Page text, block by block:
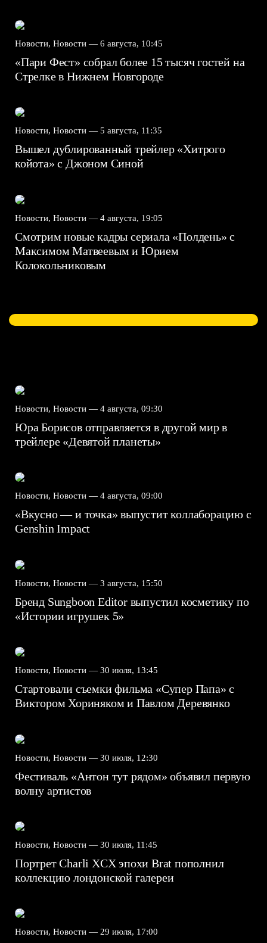
Новости, Новости — 6 августа, 10:45
«Пари Фест» собрал более 15 тысяч гостей на
Стрелке в Нижнем Новгороде
Новости, Новости — 5 августа, 11:35
Вышел дублированный трейлер «Хитрого
койота» с Джоном Синой
Новости, Новости — 4 августа, 19:05
Смотрим новые кадры сериала «Полдень» с
Максимом Матвеевым и Юрием
Колокольниковым
Новости, Новости — 4 августа, 09:30
Юра Борисов отправляется в другой мир в
трейлере «Девятой планеты»
Новости, Новости — 4 августа, 09:00
«Вкусно — и точка» выпустит коллаборацию с
Genshin Impact⁠⁠
Новости, Новости — 3 августа, 15:50
Бренд Sungboon Editor выпустил косметику по
«Истории игрушек 5»
Новости, Новости — 30 июля, 13:45
Стартовали съемки фильма «Супер Папа» с
Виктором Хориняком и Павлом Деревянко
Новости, Новости — 30 июля, 12:30
Фестиваль «Антон тут рядом» объявил первую
волну артистов
Новости, Новости — 30 июля, 11:45
Портрет Charli XCX эпохи Brat пополнил
коллекцию лондонской галереи
Новости, Новости — 29 июля, 17:00